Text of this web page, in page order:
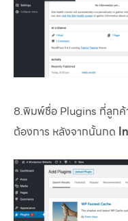
8.พิมพ์ชื่อ Plugins ที่ลูกค้
ต้องการ หลังจากนั้นกด